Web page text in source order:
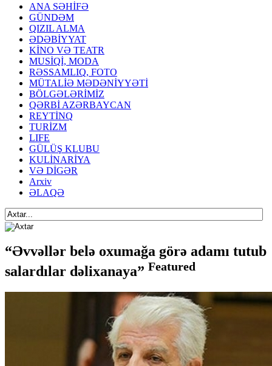
ANA SƏHİFƏ
GÜNDƏM
QIZIL ALMA
ƏDƏBİYYAT
KİNO VƏ TEATR
MUSİQİ, MODA
RƏSSAMLIQ, FOTO
MÜTALİƏ MƏDƏNİYYƏTİ
BÖLGƏLƏRİMİZ
QƏRBİ AZƏRBAYCAN
REYTİNQ
TURİZM
LIFE
GÜLÜŞ KLUBU
KULİNARİYA
VƏ DİGƏR
Arxiv
ƏLAQƏ
“Əvvəllər belə oxumağa görə adamı tutub
salardılar dəlixanaya” Featured